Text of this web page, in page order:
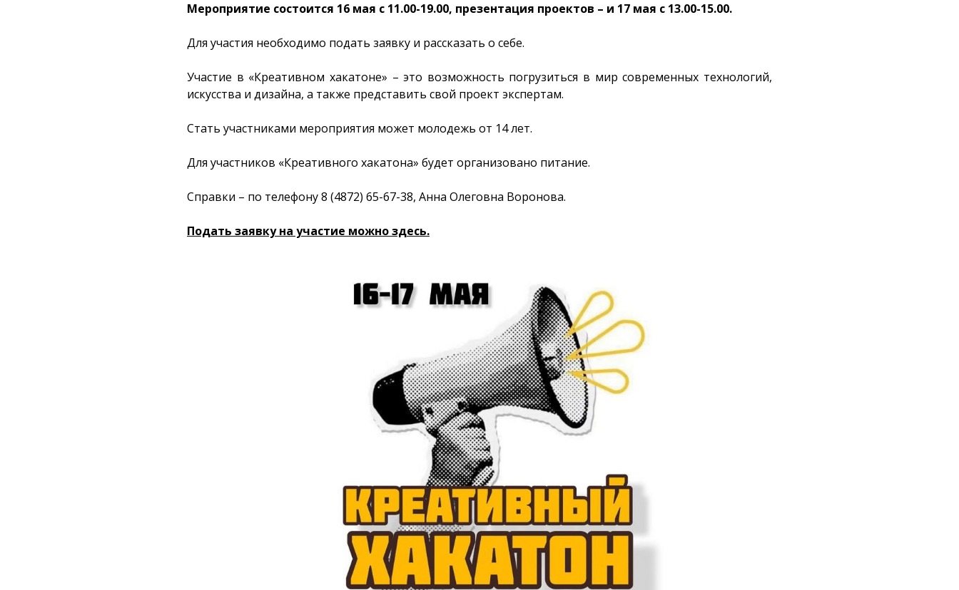
Мероприятие состоится 16 мая с 11.00-19.00, презентация проектов – и 17 мая с 13.00-15.00.
Для участия необходимо подать заявку и рассказать о себе.
Участие в «Креативном хакатоне» – это возможность погрузиться в мир современных технологий,
искусства и дизайна, а также представить свой проект экспертам.
Стать участниками мероприятия может молодежь от 14 лет.
Для участников «Креативного хакатона» будет организовано питание.
Справки – по телефону 8 (4872) 65-67-38, Анна Олеговна Воронова.
Подать заявку на участие можно здесь.